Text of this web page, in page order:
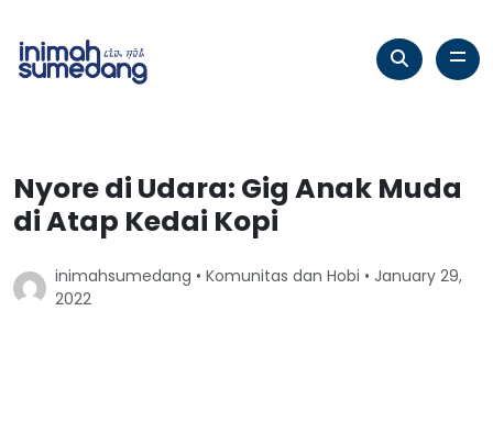
Nyore di Udara: Gig Anak Muda
di Atap Kedai Kopi
inimahsumedang • Komunitas dan Hobi • January 29,
2022